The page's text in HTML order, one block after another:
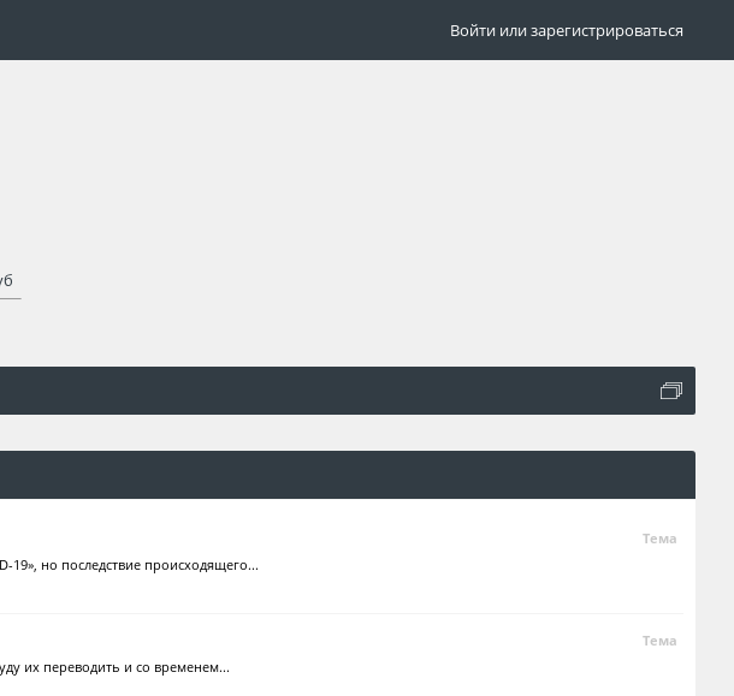
Тема
но последствие происходящего...
Тема
их переводить и со временем...
Войти или зарегистрироваться